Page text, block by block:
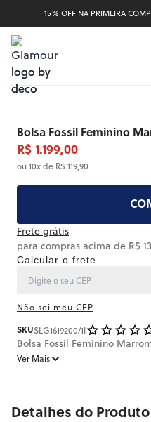
15% OFF NA PRIMEIRA
Bolsa Fossil Feminino
R$ 1.199,00
ou 10x de R$ 119,90
Frete grátis
para compras acima de R$
Calcular o frete
Não sei meu CEP
SKUSLG1619200/1I
Bolsa Fossil Feminino
Ver Mais
Detalhes do Produto